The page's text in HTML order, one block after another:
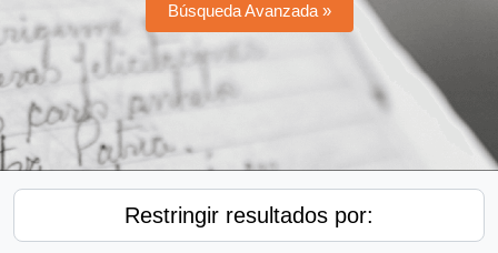
Búsqueda Avanzada »
Restringir resultados por: